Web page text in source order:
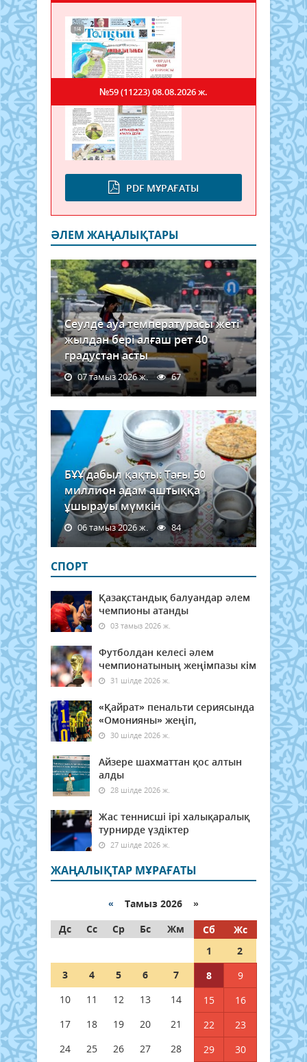
PDF МҰРАҒАТЫ
№59 (11223)08.08.2026 ж.
ӘЛЕМ ЖАҢАЛЫҚТАРЫ
Сеулде ауа температурасы жеті
жылдан бері алғаш рет 40
градустан асты
07 тамыз 2026 ж. 67
БҰҰ дабыл қақты: Тағы 50
миллион адам аштыққа
ұшырауы мүмкін
06 тамыз 2026 ж. 84
СПОРТ
Қазақстандық балуандар әлем
чемпионы атанды
03 тамыз 2026 ж.
Футболдан келесі әлем
чемпионатының жеңімпазы кім
31 шілде 2026 ж.
«Қайрат» пенальти сериясында
«Омонияны» жеңіп,
30 шілде 2026 ж.
Айзере шахматтан қос алтын
алды
28 шілде 2026 ж.
Жас теннисші ірі халықаралық
турнирде үздіктер
27 шілде 2026 ж.
ЖАҢАЛЫҚТАР МҰРАҒАТЫ
« Тамыз 2026 »
Дс
Сс Ср Бс Жм Сб
Жс
1
2
3
4 5 6 7 8
9
10
11 12 13 14 15
16
17
18 19 20 21 22
23
24
25 26 27 28 29 30